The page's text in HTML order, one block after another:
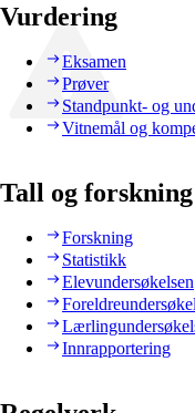
Vurdering
Eksamen
Prøver
Standpunkt- og
Vitnemål og
Tall og forskning
Forskning
Statistikk
Elevundersøkelsen
Innrapportering